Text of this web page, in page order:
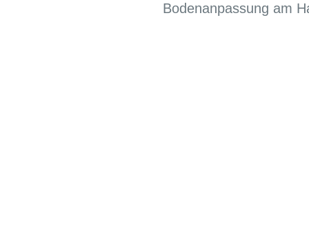
Bodenanpassung am